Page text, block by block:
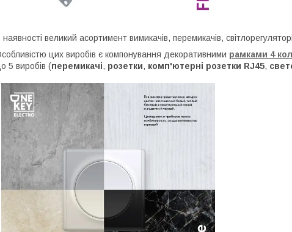
наявності великий асортимент вимикачів, перемикачів,
цих виробів є компонування декоративними рамками 4
5 виробів (перемикачі, розетки, комп'ютерні розетки RJ45,